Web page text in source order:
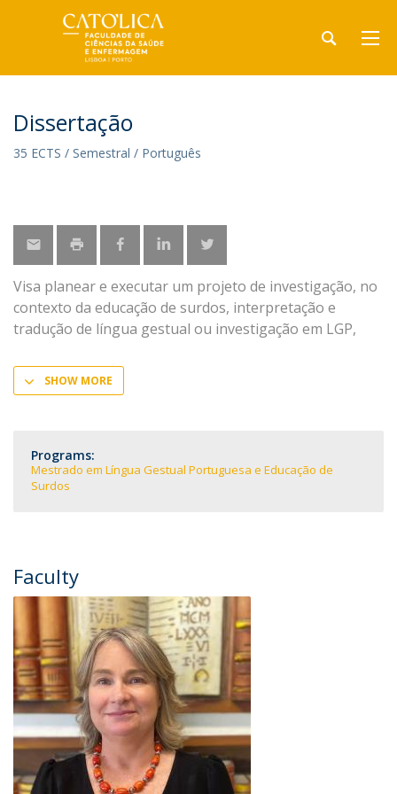
Dissertação
35 ECTS / Semestral / Português
Visa planear e executar um projeto de investigação, no
contexto da educação de surdos, interpretação e
tradução de língua gestual ou investigação em LGP,
SHOW MORE
Programs:
Mestrado em Língua Gestual Portuguesa e Educação de
Surdos
Faculty